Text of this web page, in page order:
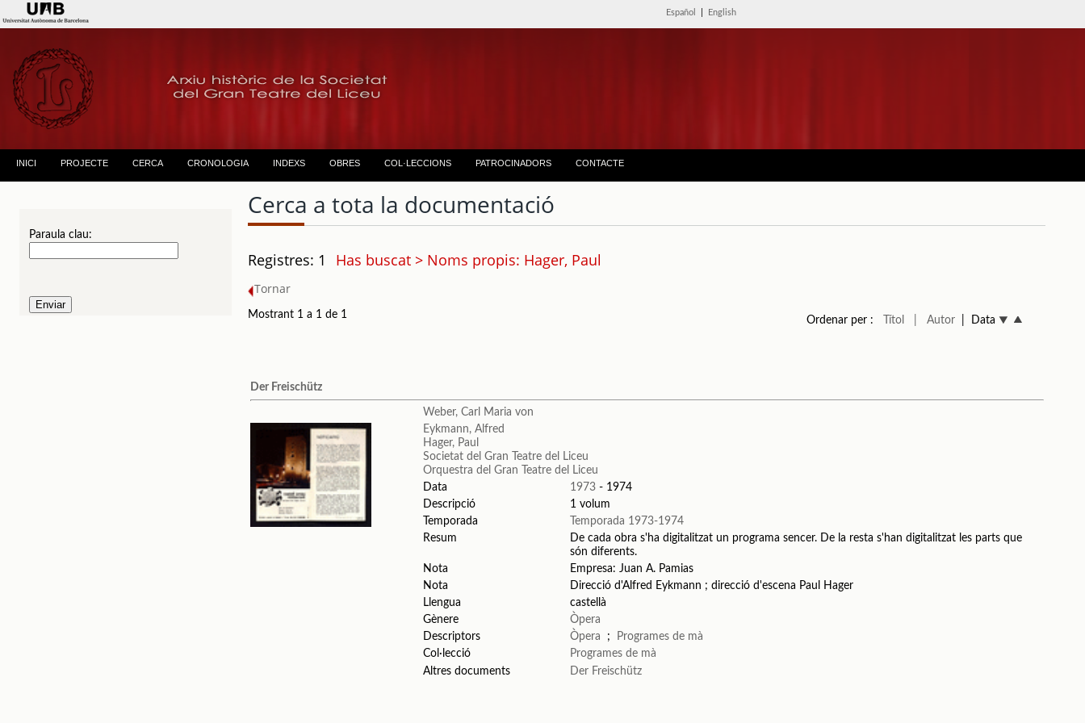
Español English
INICI PROJECTE CERCA CRONOLOGIA INDEXS OBRES COL·LECCIONS PATROCINADORS CONTACTE
Paraula clau:
Cerca a tota la documentació
Registres: 1 Has buscat > Noms propis: Hager, Paul
Tornar
Mostrant 1 a 1 de 1 Ordenar per : Títol | Autor| Data
Der Freischütz
Weber, Carl Maria von
Eykmann, Alfred
Hager, Paul
Societat del Gran Teatre del Liceu
Orquestra del Gran Teatre del Liceu
Data
1973 - 1974
Descripció
1 volum
Temporada
Temporada 1973-1974
Resum
De cada obra s'ha digitalitzat un programa sencer. De la resta s'han digitalitzat les parts que
són diferents.
Nota
Empresa: Juan A. Pamias
Nota
Direcció d'Alfred Eykmann ; direcció d'escena Paul Hager
Llengua
castellà
Gènere
Òpera
Descriptors
Òpera ;
Programes de mà
Col·lecció
Programes de mà
Altres documents
Der Freischütz